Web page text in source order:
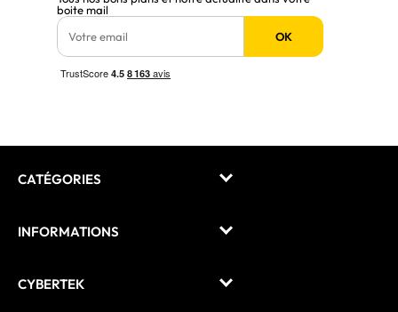
boite mail
OK
CATÉGORIES
INFORMATIONS
CYBERTEK